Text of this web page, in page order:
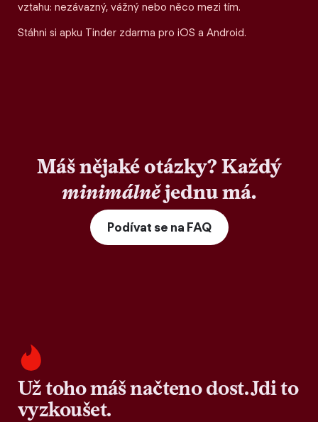
vztahu: nezávazný, vážný nebo něco mezi tím.
Stáhni si apku Tinder zdarma pro iOS a Android.
Máš nějaké otázky? Každý
minimálnějednu má.
Podívat se na FAQ
Už toho máš načteno dost. Jdi to
vyzkoušet.